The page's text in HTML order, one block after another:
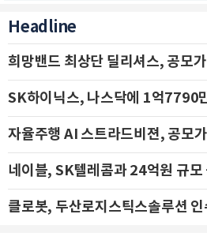
Headline
네이블, SK텔레콤과 24억원 규모